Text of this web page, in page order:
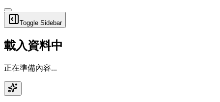
Toggle Sidebar
載入資料中
正在準備內容...